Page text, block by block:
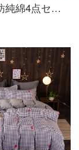
恒源祥家紡純綿4点セット60本の綿綿綿綿100%ベッドシーツ1.5/1.8メートルダブルベッド用品セット明日の星（緑）1.5メートルベッド/布団セット200*230 cm